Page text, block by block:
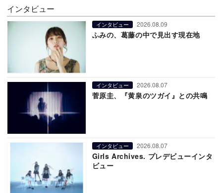
インタビュー
インタビュー 2026.08.09
ふみの、葛藤の中で見出す現在地
インタビュー 2026.08.07
菅原圭、『黄泉のツガイ』との共鳴
インタビュー 2026.08.07
Girls Archives. プレデビューインタ
ビュー